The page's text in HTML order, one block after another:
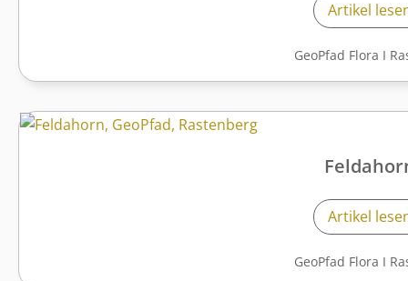
Artikel
GeoPfad Flora I
Artikel
GeoPfad Flora I